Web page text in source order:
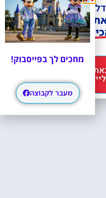
אייפל?
הכי אמין -
זול!
😊
מחכים לך בפייסבוק!
מעבר לקבוצה